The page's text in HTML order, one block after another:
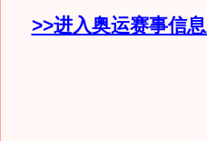
>>进入奥运赛事信